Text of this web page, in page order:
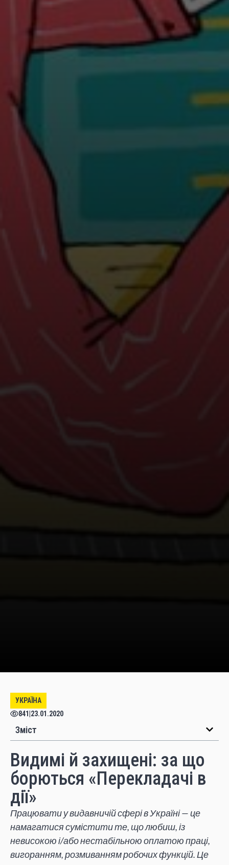
УКРАЇНА
841 23.01.2020
Зміст
Видимі й захищені: за що
борються «Перекладачі в
дії»
Працювати у видавничій сфері в Україні — це
намагатися сумістити те, що любиш, із
невисокою і/або нестабільною оплатою праці,
вигоранням, розмиванням робочих функцій. Це